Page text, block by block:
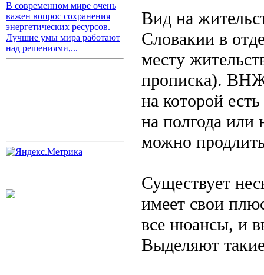
В современном мире очень
важен вопрос сохранения
энергетических ресурсов.
Лучшие умы мира работают
над решениями,...
Вид на
Словакии в
месту
прописка). ВНЖ
на которой
на полгода или
можно
Существует
имеет свои
все нюансы, и
Выделяют